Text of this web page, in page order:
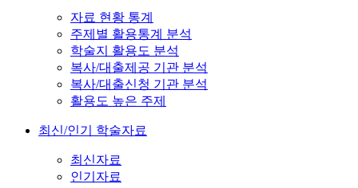
자료 현황 통계
주제별 활용통계 분석
학술지 활용도 분석
복사/대출제공 기관 분석
복사/대출신청 기관 분석
활용도 높은 주제
최신/인기 학술자료
최신자료
인기자료